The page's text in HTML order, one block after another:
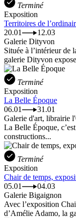
Terminé
Exposition
Territoires de
20.01
12.03
Galerie Dityvon
Située à l’intérieur de
galerie Dityvon
Terminé
Exposition
La Belle Époque
06.01
31.01
Galerie d'art, librairie
La Belle Époque,
constructions...
Terminé
Exposition
Chair de temps,
05.01
04.03
Galerie Bigaignon
Avec l’exposition
d’Amélie Adamo, la